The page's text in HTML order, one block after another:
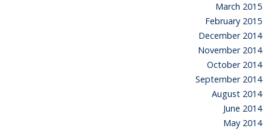
March 2015
February 2015
December 2014
November 2014
October 2014
September 2014
August 2014
June 2014
May 2014